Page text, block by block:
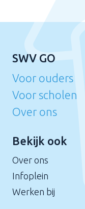
SWV GO
Voor ouders
Voor scholen
Over ons
Bekijk ook
Over ons
Infoplein
Werken bij